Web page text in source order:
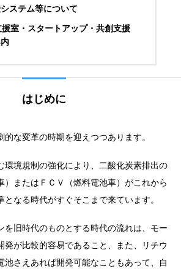
ステム等について
室・スタートアップ・共創支援
はじめに
な変革の時期を迎えつつあります。
環境規制の強化により、二酸化炭素排出の
）またはＦＣＶ（燃料電池車）がこれから
なる時代がすぐそこまで来ています。
を旧時代のものとする時代の流れは、モー
発が比較的容易であること、また、リチウ
池さえあれば開発可能なこともあって、自